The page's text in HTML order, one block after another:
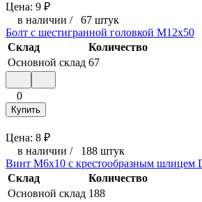
Цена: 9 ₽
в наличии / 67 штук
Болт с шестигранной головкой М12x50
Склад
Количество
Основной склад 67
0
Купить
Цена: 8 ₽
в наличии / 188 штук
Винт М6х10 с крестообразным шлицем
Склад
Количество
Основной склад 188